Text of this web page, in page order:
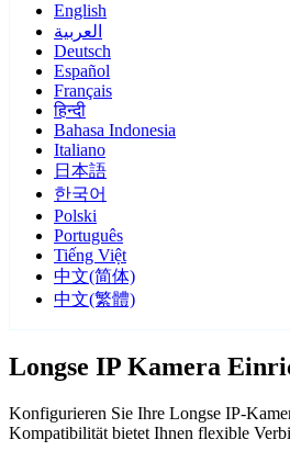
English
العربية
Deutsch
Español
Français
हिन्दी
Bahasa Indonesia
Italiano
日本語
한국어
Polski
Português
Tiếng Việt
中文(简体)
中文(繁體)
Longse IP Kamera
Konfigurieren Sie Ihre Longse IP-
Kompatibilität bietet Ihnen flexible